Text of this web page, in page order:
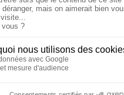
Le pape en Uruguay,
Pérou du 6 au 17
© KTO 2026 —Contact